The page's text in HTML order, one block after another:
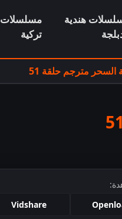
هندية
مسلسلات
تركية
مترجم حلقة 51
Vidshare